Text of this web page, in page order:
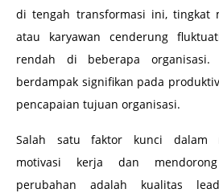
di tengah transformasi ini, tingkat
atau karyawan cenderung
rendah di beberapa
berdampak signifikan pada
pencapaian tujuan organisasi.
Salah satu faktor kunci dalam
motivasi kerja dan
perubahan adalah kualitas